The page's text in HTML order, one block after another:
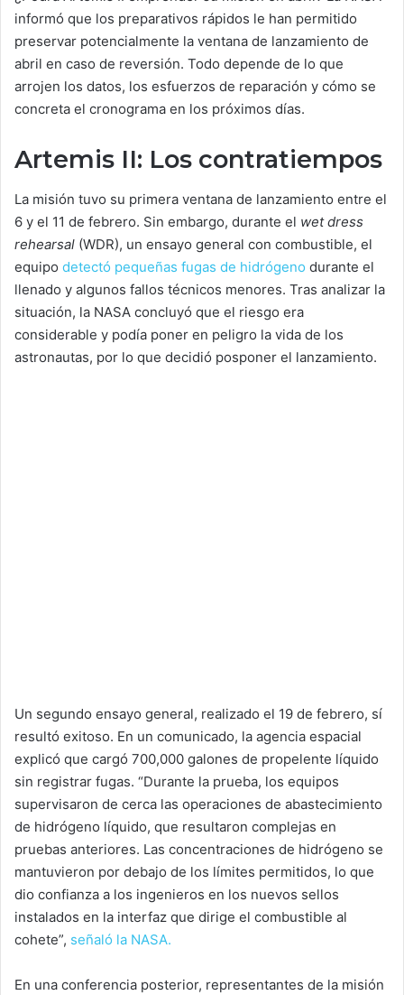
informó que los preparativos rápidos le han permitido
preservar potencialmente la ventana de lanzamiento de
abril en caso de reversión. Todo depende de lo que
arrojen los datos, los esfuerzos de reparación y cómo se
concreta el cronograma en los próximos días.
Artemis II: Los contratiempos
La misión tuvo su primera ventana de lanzamiento entre el
6 y el 11 de febrero. Sin embargo, durante el wet dress
rehearsal (WDR), un ensayo general con combustible, el
equipo detectó pequeñas fugas de hidrógeno durante el
llenado y algunos fallos técnicos menores. Tras analizar la
situación, la NASA concluyó que el riesgo era
considerable y podía poner en peligro la vida de los
astronautas, por lo que decidió posponer el lanzamiento.
Un segundo ensayo general, realizado el 19 de febrero, sí
resultó exitoso. En un comunicado, la agencia espacial
explicó que cargó 700,000 galones de propelente líquido
sin registrar fugas. “Durante la prueba, los equipos
supervisaron de cerca las operaciones de abastecimiento
de hidrógeno líquido, que resultaron complejas en
pruebas anteriores. Las concentraciones de hidrógeno se
mantuvieron por debajo de los límites permitidos, lo que
dio confianza a los ingenieros en los nuevos sellos
instalados en la interfaz que dirige el combustible al
cohete”, señaló la NASA.
En una conferencia posterior, representantes de la misión